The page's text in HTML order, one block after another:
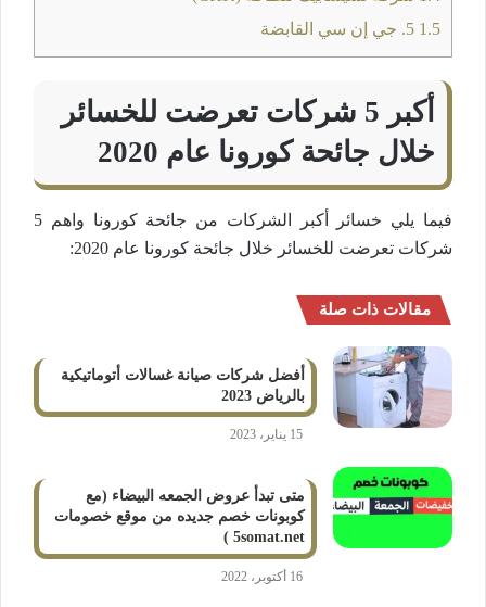
1.5
أكبر 5 شركات تعرضت للخسائر
خلال جائحة كورونا عام 2020
فيما يلي خسائر أكبر الشركات من جائحة كورونا واهم 5
شركات تعرضت للخسائر خلال جائحة كورونا عام 2020:
مقالات ذات صلة
أفضل شركات صيانة غسالات أتوماتيكية
بالرياض 2023
15 يناير، 2023
متى تبدأ عروض الجمعه البيضاء (مع
كوبونات خصم جديده من موقع خصومات
5somat.net )
16 أكتوبر، 2022